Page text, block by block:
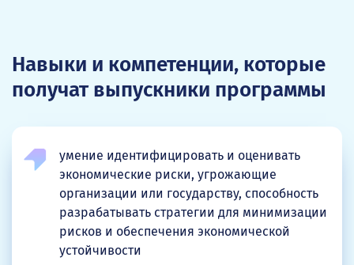
Навыки и компетенции, которые
получат выпускники программы
умение идентифицировать и оценивать
экономические риски, угрожающие
организации или государству, способность
разрабатывать стратегии для минимизации
рисков и обеспечения экономической
устойчивости